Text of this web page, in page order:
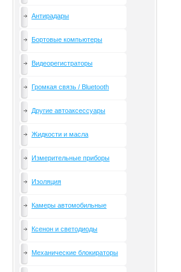
Антирадары
Бортовые компьютеры
Видеорегистраторы
Громкая связь / Bluetooth
Другие автоаксессуары
Жидкости и масла
Измерительные приборы
Изоляция
Камеры автомобильные
Ксенон и светодиоды
Механические блокираторы